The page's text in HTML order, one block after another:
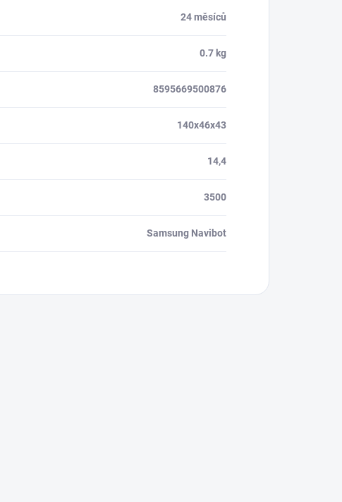
24 měsíců
0.7 kg
8595669500876
140x46x43
14,4
3500
Samsung Navibot